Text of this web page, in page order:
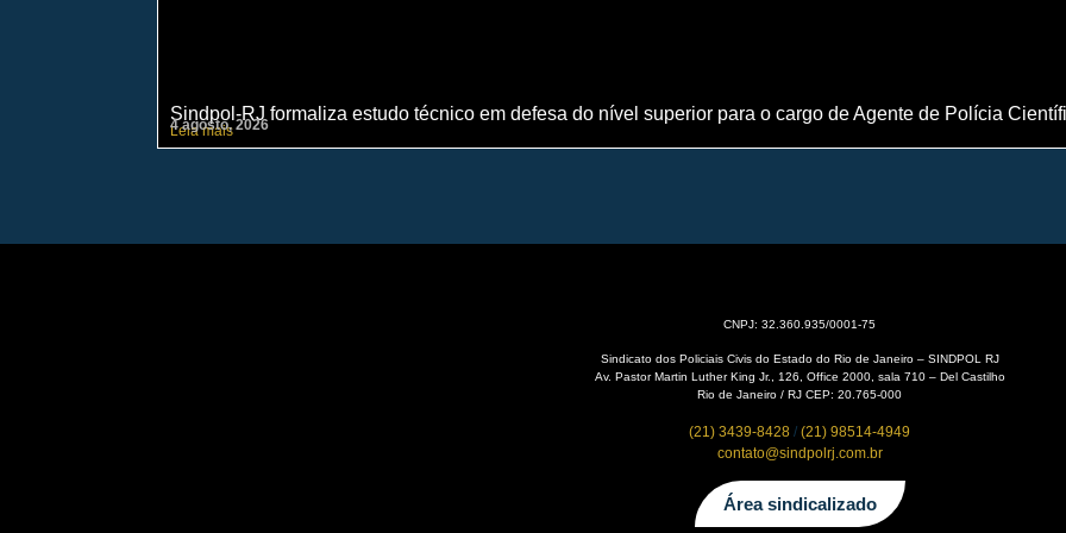
Sindpol-RJ formaliza estudo técnico em defesa do nível superior para o cargo de Agente de Polícia
Leia mais
4 agosto, 2026
CNPJ: 32.360.935/0001-75
Sindicato dos Policiais Civis do Estado do Rio de Janeiro – SINDPOL RJ
Av. Pastor Martin Luther King Jr., 126, Office 2000, sala 710 – Del Castilho
Rio de Janeiro / RJ CEP: 20.765-000
(21) 3439-8428 / (21) 98514-4949
contato@sindpolrj.com.br
Área sindicalizado